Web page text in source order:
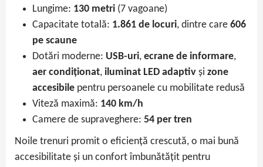
Lungime: 130 metri (7 vagoane)
Capacitate totală: 1.861 de locuri, dintre care 606
pe scaune
Dotări moderne: USB-uri, ecrane de informare,
aer condiționat, iluminat LED adaptiv și zone
accesibile pentru persoanele cu mobilitate redusă
Viteză maximă: 140 km/h
Camere de supraveghere: 54 per tren
Noile trenuri promit o eficiență crescută, o mai bună
accesibilitate și un confort îmbunătățit pentru